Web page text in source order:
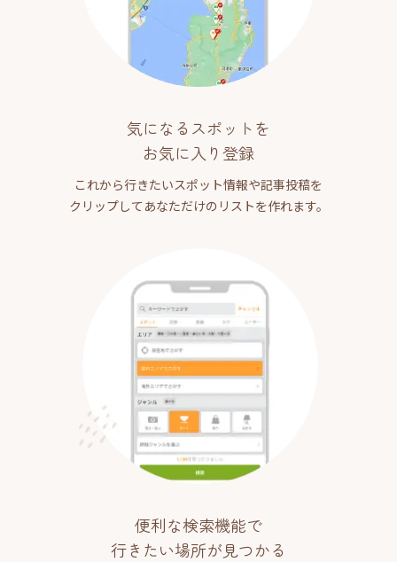
気になるスポットを
お気に入り登録
これから行きたいスポット情報や記事投稿を
クリップしてあなただけのリストを作れます。
便利な検索機能で
行きたい場所が見つかる